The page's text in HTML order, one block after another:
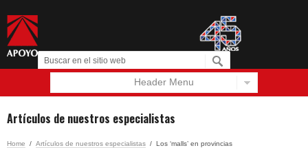
Header Menu
Artículos de nuestros especialistas
Home / Artículos de nuestros especialistas / Los ‘malls’ en provincias